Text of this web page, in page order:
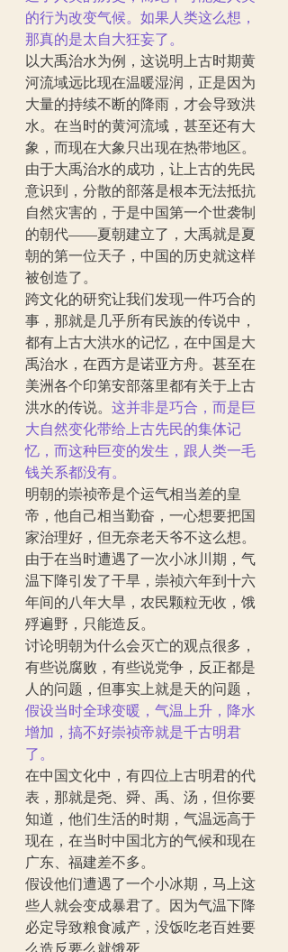
的行为改变气候。如果人类这么想，
那真的是太自大狂妄了。
以大禹治水为例，这说明上古时期黄
河流域远比现在温暖湿润，正是因为
大量的持续不断的降雨，才会导致洪
水。在当时的黄河流域，甚至还有大
象，而现在大象只出现在热带地区。
由于大禹治水的成功，让上古的先民
意识到，分散的部落是根本无法抵抗
自然灾害的，于是中国第一个世袭制
的朝代——夏朝建立了，大禹就是夏
朝的第一位天子，中国的历史就这样
被创造了。
跨文化的研究让我们发现一件巧合的
事，那就是几乎所有民族的传说中，
都有上古大洪水的记忆，在中国是大
禹治水，在西方是诺亚方舟。甚至在
美洲各个印第安部落里都有关于上古
洪水的传说。 这并非是巧合，而是巨
大自然变化带给上古先民的集体记
忆，而这种巨变的发生，跟人类一毛
钱关系都没有。
明朝的崇祯帝是个运气相当差的皇
帝，他自己相当勤奋，一心想要把国
家治理好，但无奈老天爷不这么想。
由于在当时遭遇了一次小冰川期，气
温下降引发了干旱，崇祯六年到十六
年间的八年大旱，农民颗粒无收，饿
殍遍野，只能造反。
讨论明朝为什么会灭亡的观点很多，
有些说腐败，有些说党争，反正都是
人的问题，但事实上就是天的问题，
假设当时全球变暖，气温上升，降水
增加，搞不好崇祯帝就是千古明君
了。
在中国文化中，有四位上古明君的代
表，那就是尧、舜、禹、汤，但你要
知道，他们生活的时期，气温远高于
现在，在当时中国北方的气候和现在
广东、福建差不多。
假设他们遭遇了一个小冰期，马上这
些人就会变成暴君了。因为气温下降
必定导致粮食减产，没饭吃老百姓要